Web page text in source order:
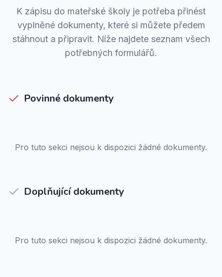
K zápisu do mateřské školy je potřeba přinést
vyplněné dokumenty, které si můžete předem
stáhnout a připravit. Níže najdete seznam všech
potřebných formulářů.
Povinné dokumenty
Pro tuto sekci nejsou k dispozici žádné dokumenty.
Doplňující dokumenty
Pro tuto sekci nejsou k dispozici žádné dokumenty.